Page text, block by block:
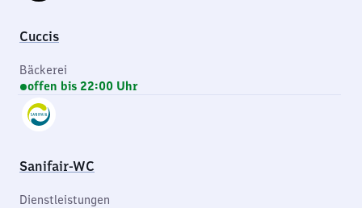
Cuccis
Bäckerei
offen bis 22:00 Uhr
Sanifair-WC
Dienstleistungen